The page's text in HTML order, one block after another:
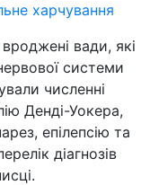
харчування
вади, які
системи
численні
Денді-Уокера,
епілепсію та
діагнозів